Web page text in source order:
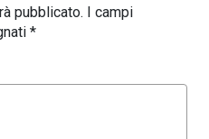
pubblicato. I campi
*